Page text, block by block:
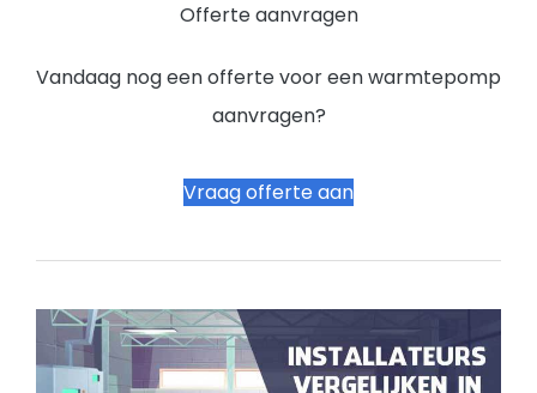
Offerte aanvragen
Vandaag nog een offerte voor een warmtepomp
aanvragen?
Vraag offerte aan